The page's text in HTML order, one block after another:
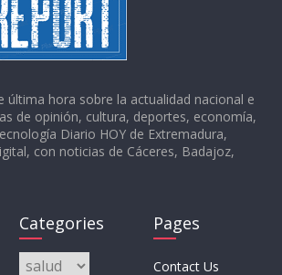
última hora sobre la actualidad nacional e
de opinión, cultura, deportes, economía,
Diario HOY de Extremadura,
con noticias de Cáceres, Badajoz,
Categories
Categories
Pages
Contact Us